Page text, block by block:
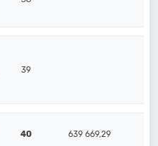
39
40 639 669,29